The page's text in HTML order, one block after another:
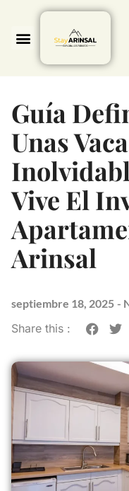
Guía
Unas
Vive El
Arinsal
septiembre 18, 2025 -
Share this :